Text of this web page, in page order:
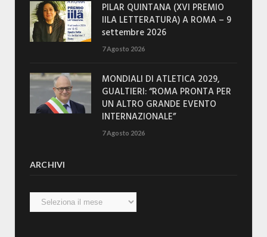
PILAR QUINTANA (XVI PREMIO
IILA LETTERATURA) A ROMA – 9
settembre 2026
7 Agosto 2026
MONDIALI DI ATLETICA 2029,
GUALTIERI: “ROMA PRONTA PER
UN ALTRO GRANDE EVENTO
INTERNAZIONALE”
7 Agosto 2026
ARCHIVI
Archivi